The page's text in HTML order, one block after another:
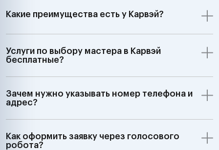
Какие преимущества есть у Карвэй?
Услуги по выбору мастера в Карвэй
бесплатные?
Зачем нужно указывать номер телефона и
адрес?
Как оформить заявку через голосового
робота?